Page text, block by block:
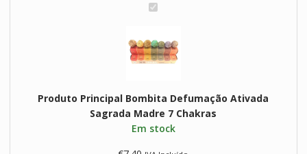
B
m
b
i
a
D
e
Produto Principal Bombita Defumação Ativada
Sagrada Madre 7 Chakras
Em stock